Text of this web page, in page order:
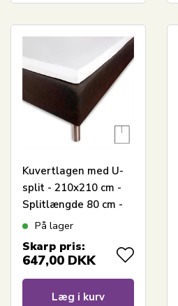
Kuvertlagen med U-
split - 210x210 cm -
Splitlængde 80 cm -
Hvid - 100%
Cotton
På lager
Skarp pris:
647,00 DKK
Læg i kurv